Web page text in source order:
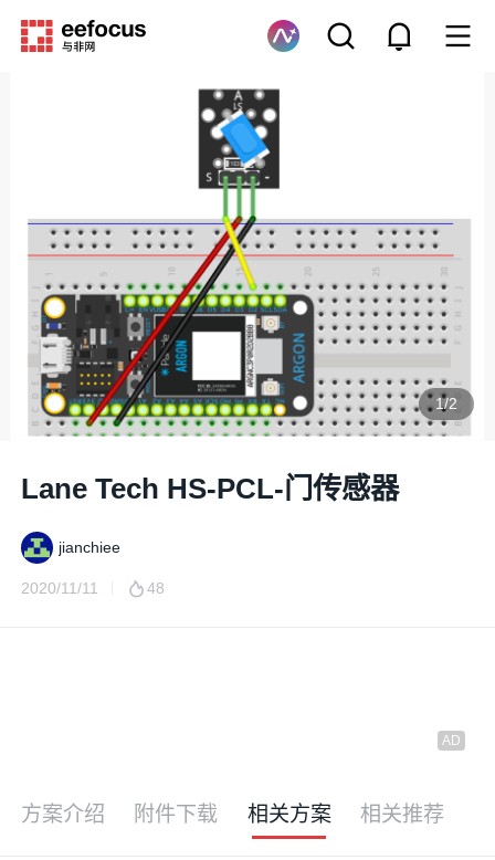
1/2
Lane Tech HS-PCL-门传感器
jianchiee
2020/11/11 48
方案介绍 附件下载 相关方案 相关推荐